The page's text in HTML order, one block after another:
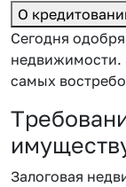
О
Сегодня
недвижимости.
самых
Залоговая